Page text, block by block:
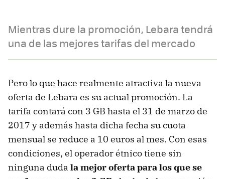
Mientras dure la promoción, Lebara tendrá
una de las mejores tarifas del mercado
Pero lo que hace realmente atractiva la nueva
oferta de Lebara es su actual promoción. La
tarifa contará con 3 GB hasta el 31 de marzo de
2017 y además hasta dicha fecha su cuota
mensual se reduce a 10 euros al mes. Con esas
condiciones, el operador étnico tiene sin
ninguna duda la mejor oferta para los que se